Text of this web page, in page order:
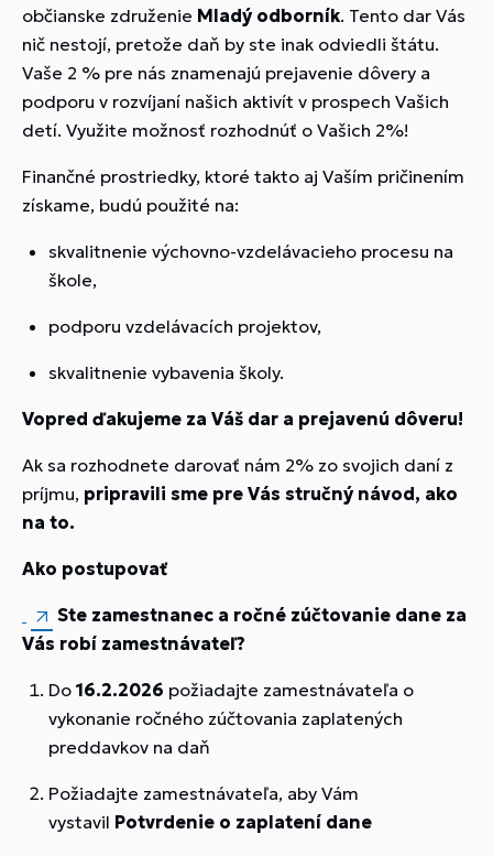
občianske združenie Mladý odborník. Tento dar Vás
nič nestojí, pretože daň by ste inak odviedli štátu.
Vaše 2 % pre nás znamenajú prejavenie dôvery a
podporu v rozvíjaní našich aktivít v prospech Vašich
detí. Využite možnosť rozhodnúť o Vašich 2%!
Finančné prostriedky, ktoré takto aj Vaším pričinením
získame, budú použité na:
skvalitnenie výchovno-vzdelávacieho procesu na
škole,
podporu vzdelávacích projektov,
skvalitnenie vybavenia školy.
Vopred ďakujeme za Váš dar a prejavenú dôveru!
Ak sa rozhodnete darovať nám 2% zo svojich daní z
príjmu, pripravili sme pre Vás stručný návod, ako
na to.
Ako postupovať
Ste zamestnanec a ročné zúčtovanie dane za
Vás robí zamestnávateľ?
Do 16.2.2026 požiadajte zamestnávateľa o
vykonanie ročného zúčtovania zaplatených
preddavkov na daň
Požiadajte zamestnávateľa, aby Vám
vystavil Potvrdenie o zaplatení dane